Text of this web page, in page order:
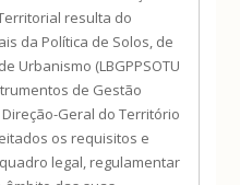
resulta do
da Política de Solos, de
Urbanismo (LBGPPSOTU
de Gestão
Geral do Território
os requisitos e
legal, regulamentar